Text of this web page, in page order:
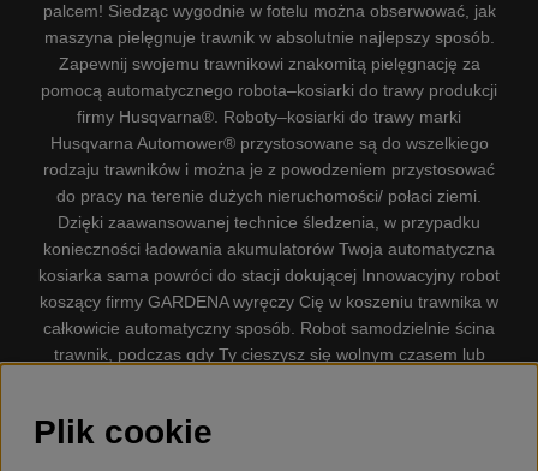
palcem! Siedząc wygodnie w fotelu można obserwować, jak
maszyna pielęgnuje trawnik w absolutnie najlepszy sposób.
Zapewnij swojemu trawnikowi znakomitą pielęgnację za
pomocą automatycznego robota–kosiarki do trawy produkcji
firmy Husqvarna®. Roboty–kosiarki do trawy marki
Husqvarna Automower® przystosowane są do wszelkiego
rodzaju trawników i można je z powodzeniem przystosować
do pracy na terenie dużych nieruchomości/ połaci ziemi.
Dzięki zaawansowanej technice śledzenia, w przypadku
konieczności ładowania akumulatorów Twoja automatyczna
kosiarka sama powróci do stacji dokującej Innowacyjny robot
koszący firmy GARDENA wyręczy Cię w koszeniu trawnika w
całkowicie automatyczny sposób. Robot samodzielnie ścina
trawnik, podczas gdy Ty cieszysz się wolnym czasem lub
dostępną na rynku. Firma nasza dysponuje. Gplshop
Plik cookie